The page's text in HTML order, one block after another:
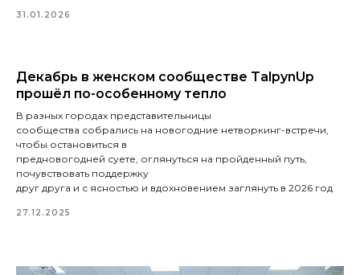
31.01.2026
Декабрь в женском сообществе TalpynUp
прошёл по-особенному тепло
В разных городах представительницы
сообщества собрались на новогодние нетворкинг-встречи,
чтобы остановиться в
предновогодней суете, оглянуться на пройденный путь,
почувствовать поддержку
друг друга и с ясностью и вдохновением заглянуть в 2026 год
27.12.2025